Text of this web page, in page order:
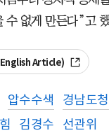
수 없게 만든다”고
English Article)
압수수색 경남도청
김경수 선관위